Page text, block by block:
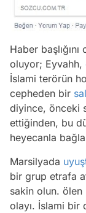
Haber
oluyor; Eyvahh,
İslami terörün
cepheden bir
diyince, önceki
ettiğinden, bu
heyecanla
Marsilyada
bir grup etrafa
sakin olun.
olayı. İslami bir